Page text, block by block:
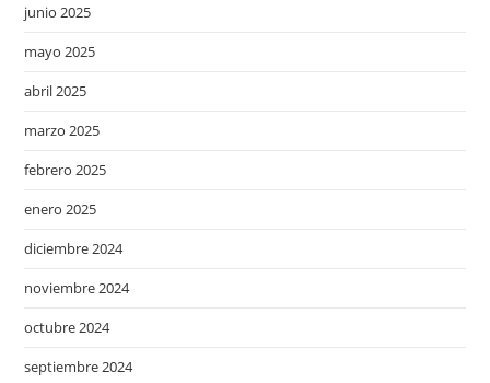
junio 2025
mayo 2025
abril 2025
marzo 2025
febrero 2025
enero 2025
diciembre 2024
noviembre 2024
octubre 2024
septiembre 2024